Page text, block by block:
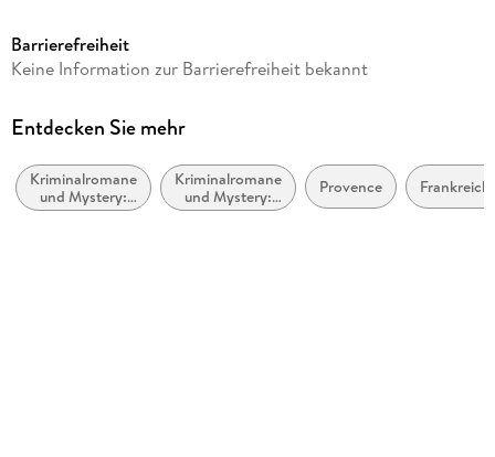
Reihe
Autor/Autorin
Verlag/Hersteller
FISCHER Scherz
Barrierefreiheit
Keine Information zur Barrierefreiheit bekannt
Entdecken Sie mehr
Kriminalromane
und Mystery:
Polizeiarbeit &
Kriminalromane
und Mystery:
Cosy Mystery
Provence Frankreich